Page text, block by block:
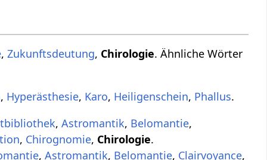
,Zukunftsdeutung, Chirologie. Ähnliche Wörter
, Hyperästhesie, Karo, Heiligenschein, Phallus.
,Astromantik, Belomantie,
, Chirognomie, Chirologie.
,Astromantik, Belomantie, Clairvoyance,